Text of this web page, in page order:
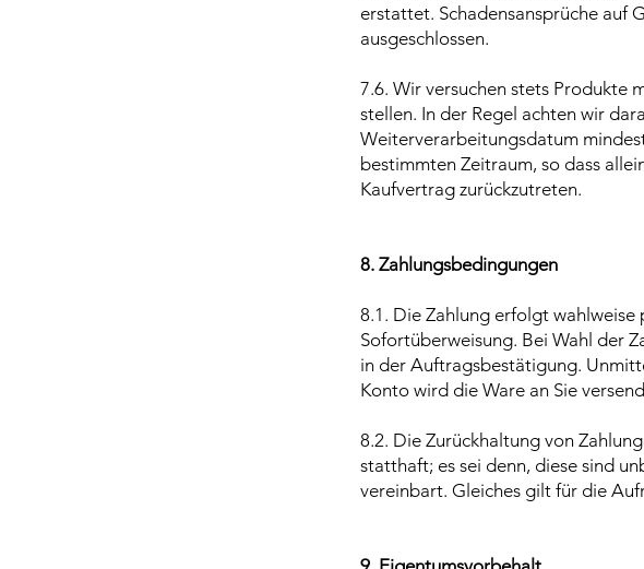
erstattet. Schadensansprüche auf
ausgeschlossen.
7.6. Wir versuchen stets Produkte
stellen. In der Regel achten wir
Weiterverarbeitungsdatum
bestimmten Zeitraum, so dass
Kaufvertrag zurückzutreten.
8. Zahlungsbedingungen
8.1. Die Zahlung erfolgt wahlweise
Sofortüberweisung. Bei Wahl der
in der Auftragsbestätigung.
Konto wird die Ware an Sie
8.2. Die Zurückhaltung von
statthaft; es sei denn, diese sind
vereinbart. Gleiches gilt für die